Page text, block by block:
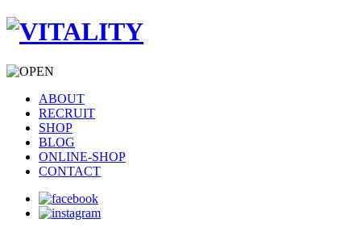
ABOUT
RECRUIT
SHOP
BLOG
ONLINE-SHOP
CONTACT